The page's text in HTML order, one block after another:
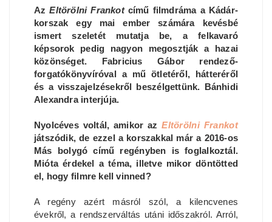
AzEltörölni Frankotcímű filmdráma a Kádár-
korszak egy mai ember számára kevésbé
ismert szeletét mutatja be, a felkavaró
képsorok pedig nagyon megosztják a hazai
közönséget. Fabricius Gábor rendező-
forgatókönyvíróval a mű ötletéről, hátteréről
és a visszajelzésekről beszélgettünk. Bánhidi
Alexandra interjúja.
Nyolcéves voltál, amikor azEltörölni Frankot
játszódik, de ezzel a korszakkal már a 2016-os
Más bolygó című regényben is foglalkoztál.
Mióta érdekel a téma, illetve mikor döntötted
el, hogy filmre kell vinned?
A regény azért másról szól, a kilencvenes
évekről, a rendszerváltás utáni időszakról. Arról,